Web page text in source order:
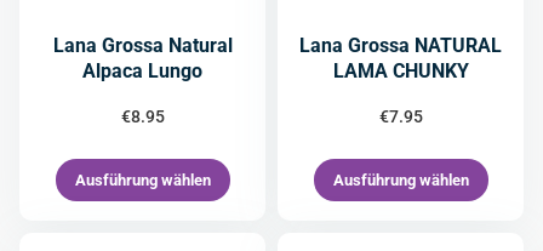
Lana Grossa Natural
Alpaca Lungo
€8.95
Ausführung wählen
Lana Grossa NATURAL
LAMA CHUNKY
€7.95
Ausführung wählen